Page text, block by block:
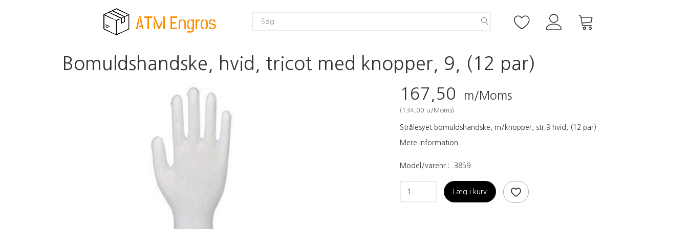
Bomuldshandske, hvid, tricot med knopper, 9, (12 par)
167,50 m/Moms
(134,00 u/Moms)
Strålesyet bomuldshandske, m/knopper, str.9 hvid, (12 par)
Mere information
Model/varenr.: 3859
Læg i kurv